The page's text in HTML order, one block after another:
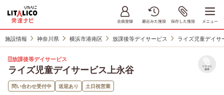
施設情報 神奈川県 横浜市港南区 放課後等デイサービス ライズ児童デイサ
放課後等デイサービス
ライズ児童デイサービス上永谷 リストに
保存
問い合わせ受付中 送迎あり 土日祝営業